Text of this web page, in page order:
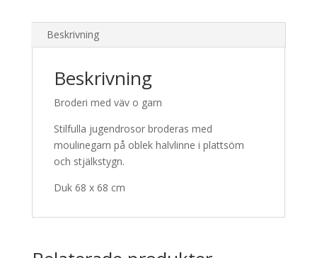
Beskrivning
Beskrivning
Broderi med väv o garn
Stilfulla jugendrosor broderas med
moulinegarn på oblek halvlinne i plattsöm
och stjälkstygn.
Duk 68 x 68 cm